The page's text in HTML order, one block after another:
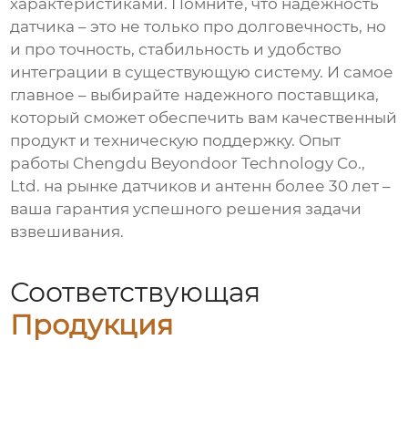
характеристиками. Помните, что надежность
датчика – это не только про долговечность, но
и про точность, стабильность и удобство
интеграции в существующую систему. И самое
главное – выбирайте надежного поставщика,
который сможет обеспечить вам качественный
продукт и техническую поддержку. Опыт
работы Chengdu Beyondoor Technology Co.,
Ltd. на рынке датчиков и антенн более 30 лет –
ваша гарантия успешного решения задачи
взвешивания.
Соответствующая
Продукция